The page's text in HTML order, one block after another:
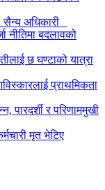
अधिकारी
नीतिमा बदलावको
छ घण्टाको यात्रा
प्राथमिकता
पारदर्शी र परिणाममुखी
मृत भेटिए